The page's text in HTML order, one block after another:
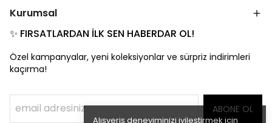
Alışveriş deneyiminizi iyileştirmek için
Kurumsal
✨ FIRSATLARDAN İLK SEN HABERDAR OL!
Özel kampanyalar, yeni koleksiyonlar ve sürpriz indirimleri
kaçırma!
ABONE OL